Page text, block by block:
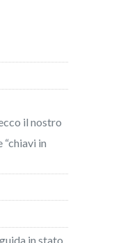
il nostro
in
in stato